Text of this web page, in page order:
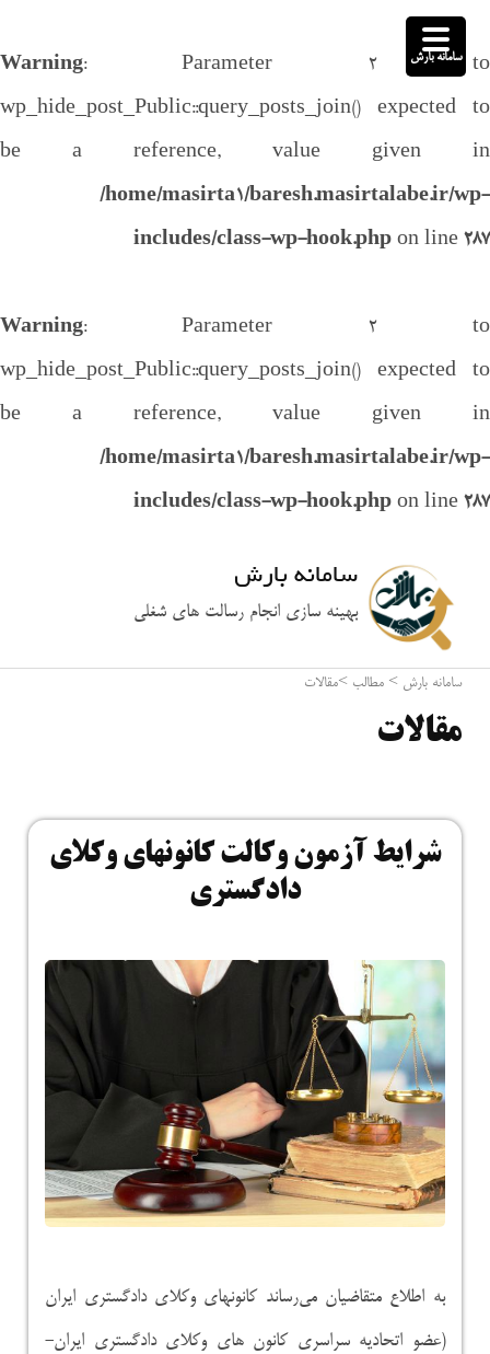
Warning: Parameter 2 to
wp_hide_post_Public::query_posts_join() expected to
be a reference, value given in
/home/masirta1/baresh.masirtalabe.ir/wp-
includes/class-wp-hook.php on line 287
Warning: Parameter 2 to
wp_hide_post_Public::query_posts_join() expected to
be a reference, value given in
/home/masirta1/baresh.masirtalabe.ir/wp-
includes/class-wp-hook.php on line 287
سامانه بارش
بهینه سازی انجام رسالت های شغلی
سامانه بارش > مطالب >مقالات
مقالات
شرایط آزمون وکالت کانونهای وکلای
دادگستری
به اطلاع متقاضیان می‌رساند کانونهای وکلای دادگستری ایران
(عضو اتحادیه سراسری کانون های وکلای دادگستری ایران-
سامانه بارش